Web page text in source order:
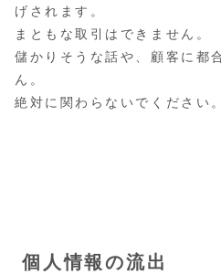
げされます。
まともな取引はできません。
儲かりそうな話や、顧客に都
ん。
絶対に関わらないでください。
個人情報の流出